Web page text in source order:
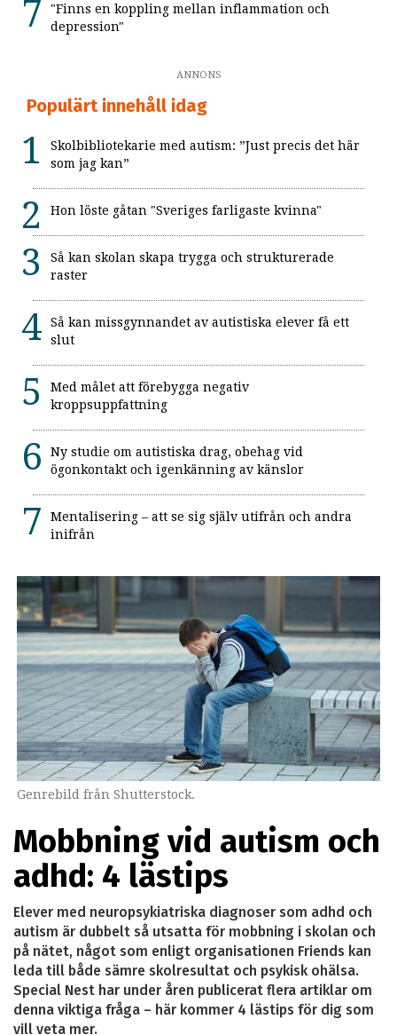
"Finns en koppling mellan inflammation och
depression"
ANNONS
Populärt innehåll idag
Skolbibliotekarie med autism: ”Just precis det här
som jag kan”
Hon löste gåtan "Sveriges farligaste kvinna"
Så kan skolan skapa trygga och strukturerade
raster
Så kan missgynnandet av autistiska elever få ett
slut
Med målet att förebygga negativ
kroppsuppfattning
Ny studie om autistiska drag, obehag vid
ögonkontakt och igenkänning av känslor
Mentalisering – att se sig själv utifrån och andra
inifrån
Genrebild från Shutterstock.
Mobbning vid autism och
adhd: 4 lästips
Elever med neuropsykiatriska diagnoser som adhd och
autism är dubbelt så utsatta för mobbning i skolan och
på nätet, något som enligt organisationen Friends kan
leda till både sämre skolresultat och psykisk ohälsa.
Special Nest har under åren publicerat flera artiklar om
denna viktiga fråga – här kommer 4 lästips för dig som
vill veta mer.